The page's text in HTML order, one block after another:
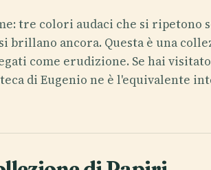
tre colori audaci che si ripetono
brillano ancora. Questa è una
come erudizione. Se hai
di Eugenio ne è l'equivalente